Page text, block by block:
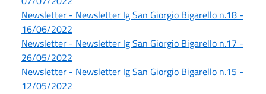
Newsletter - Newsletter Ig San Giorgio Bigarello n.18 -
16/06/2022
Newsletter - Newsletter Ig San Giorgio Bigarello n.17 -
26/05/2022
Newsletter - Newsletter Ig San Giorgio Bigarello n.15 -
12/05/2022